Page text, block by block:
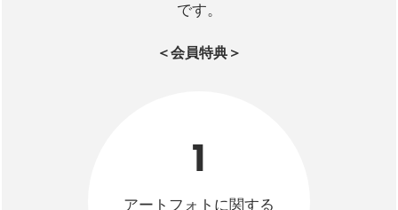
です。
＜会員特典＞
1
アートフォトに関する